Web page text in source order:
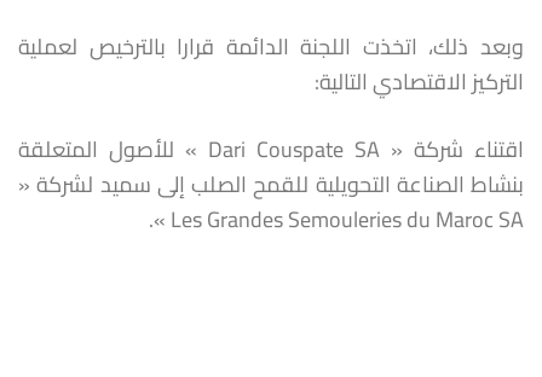
وبعد ذلك، اتخذت اللجنة الدائمة قرارا بالترخيص لعملية
التركيز الاقتصادي التالية:
اقتناء شركة « Dari Couspate SA » للأصول المتعلقة
بنشاط الصناعة التحويلية للقمح الصلب إلى سميد لشركة «
Les Grandes Semouleries du Maroc SA ».